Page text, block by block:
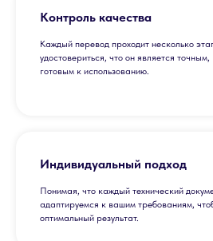
Контроль качества
Каждый перевод проходит несколько
удостовериться, что он является
готовым к использованию.
Индивидуальный подход
Понимая, что каждый технический
адаптируемся к вашим требованиям,
оптимальный результат.